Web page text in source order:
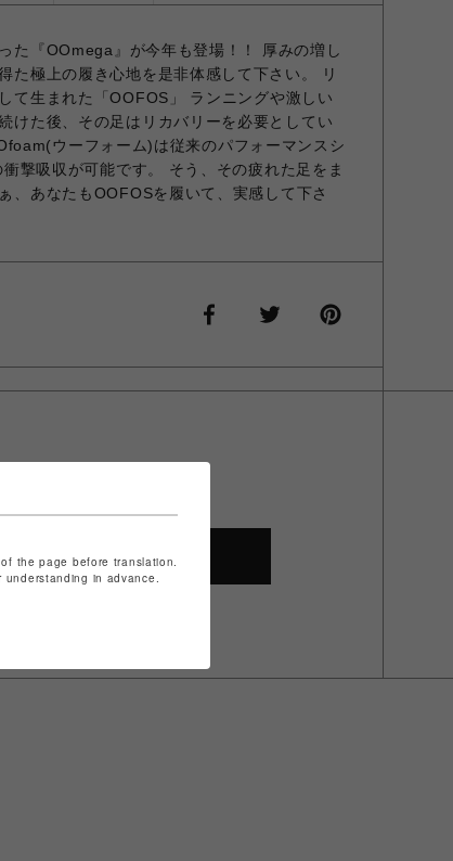
た『OOmega』が今年も登場！！ 厚みの増し
た極上の履き心地を是非体感して下さい。 リ
て生まれた「OOFOS」 ランニングや激しい
けた後、その足はリカバリーを必要としてい
ウーフォーム)は従来のパフォーマンスシ
撃吸収が可能です。 そう、その疲れた足をま
、あなたもOOFOSを履いて、実感して下さ
SHOP TOP
the page before translation.
in advance.